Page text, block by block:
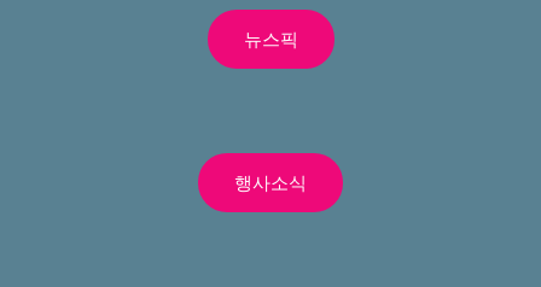
뉴스픽
행사소식